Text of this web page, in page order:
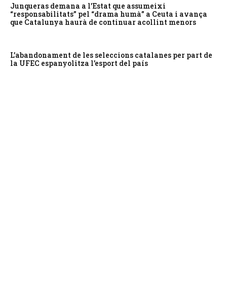
Junqueras demana a l’Estat que assumeixi
“responsabilitats” pel “drama humà” a Ceuta i avança
que Catalunya haurà de continuar acollint menors
L’abandonament de les seleccions catalanes per part de
la UFEC espanyolitza l’esport del país